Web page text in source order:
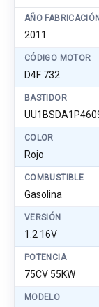
AÑO FABRICACIÓN
2011
CÓDIGO MOTOR
D4F 732
BASTIDOR
COLOR
Rojo
COMBUSTIBLE
Gasolina
VERSIÓN
1.2 16V
POTENCIA
75CV 55KW
MODELO